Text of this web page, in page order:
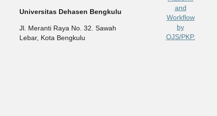
Universitas Dehasen Bengkulu
Jl. Meranti Raya No. 32. Sawah
Lebar, Kota Bengkulu